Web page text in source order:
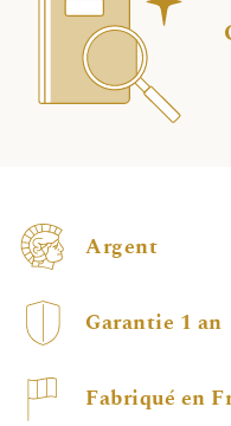
Argent
Garantie 1 an
Fabriqué en